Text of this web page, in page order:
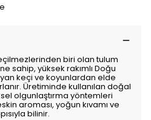
biri olan tulum
sahip, yüksek rakımlı Doğu
keçi ve koyunlardan elde
Üretiminde kullanılan doğal
olgunlaştırma yöntemleri
aroması, yoğun kıvamı ve
bilinir.